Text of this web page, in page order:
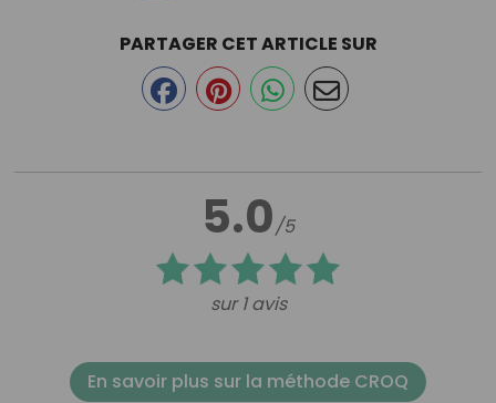
5.0/5
sur 1 avis
PARTAGER CET ARTICLE SUR
En savoir plus sur la méthode CROQ